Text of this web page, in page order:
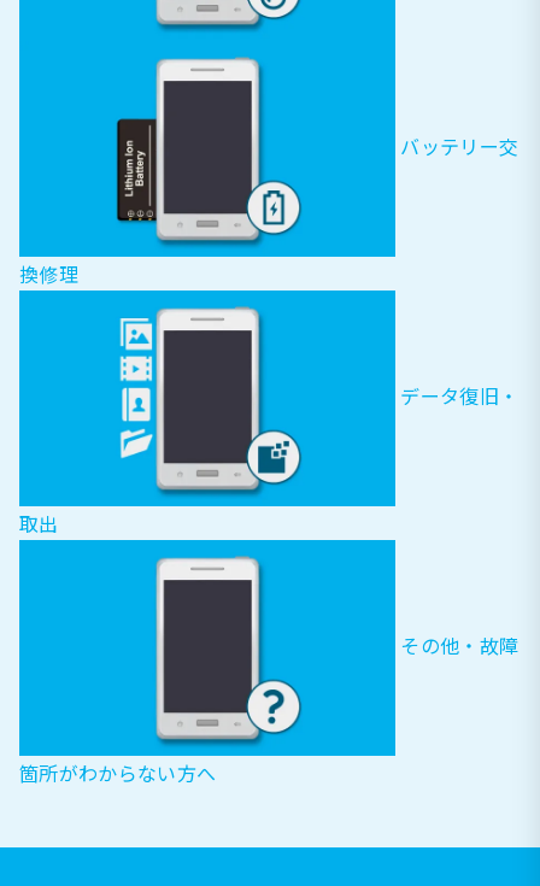
バッテリー交
換修理
データ復旧・
取出
その他・故障
箇所がわからない方へ